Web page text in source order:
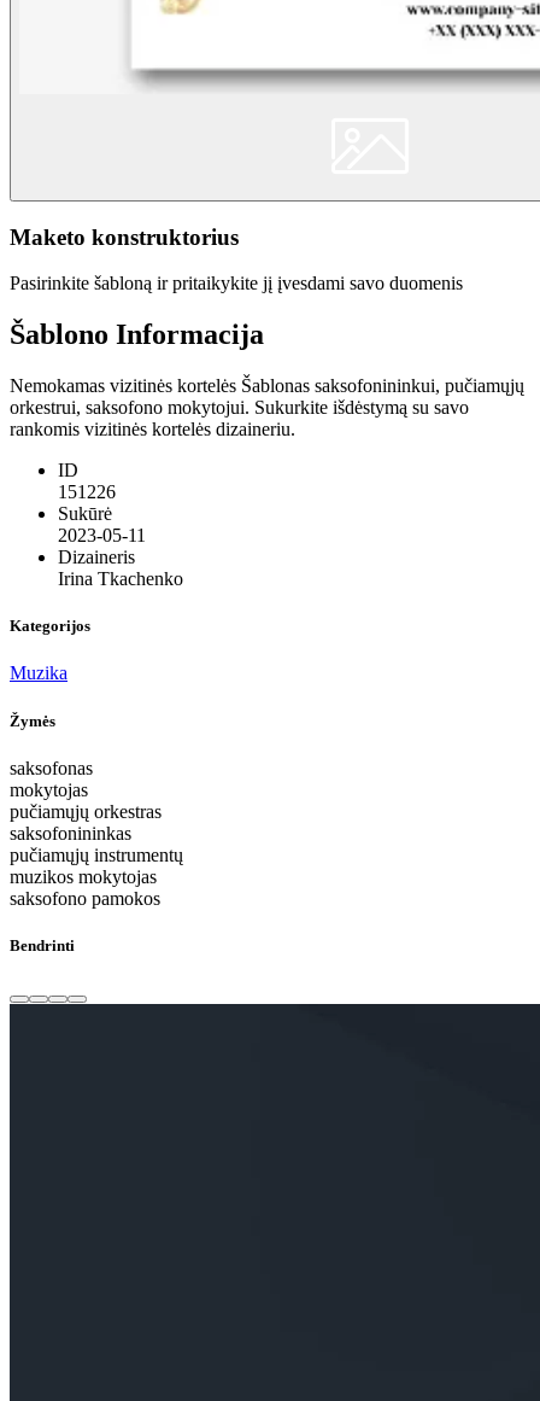
Maketo konstruktorius
Pasirinkite šabloną ir pritaikykite jį įvesdami savo duomenis
Šablono Informacija
Nemokamas vizitinės kortelės Šablonas saksofonininkui, pučiamųjų
orkestrui, saksofono mokytojui. Sukurkite išdėstymą su savo
rankomis vizitinės kortelės dizaineriu.
ID
151226
Sukūrė
2023-05-11
Dizaineris
Irina Tkachenko
Kategorijos
Muzika
Žymės
saksofonas
mokytojas
pučiamųjų orkestras
saksofonininkas
pučiamųjų instrumentų
muzikos mokytojas
saksofono pamokos
Bendrinti